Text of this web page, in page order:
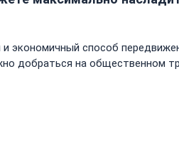
экономичный способ
добраться на общественном